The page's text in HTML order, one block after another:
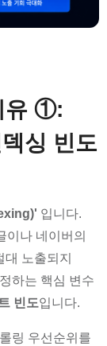
유 ①:
싱 빈도
입니다.
이나 네이버의
노출되지
하는 핵심 변수
빈도입니다.
링 우선순위를